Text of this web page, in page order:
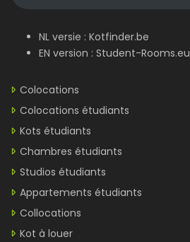
NL versie : Kotfinder.be
EN version : Student-Rooms.eu
Colocations
Colocations étudiants
Kots étudiants
Chambres étudiants
Studios étudiants
Appartements étudiants
Collocations
Kot à louer